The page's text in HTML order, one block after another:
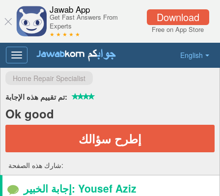
Download
Free on App Store
Jawab App
Get Fast Answers From
Experts
★ ★ ★ ★ ★
English
Toggle
navigation
Home Repair Specialist
تم تقييم هذه الإجابة:
Ok good
إطرح سؤالك
شارك هذه الصفحة:
إجابة الخبير: Yousef Aziz